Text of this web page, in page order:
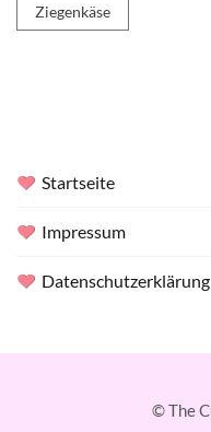
Ziegenkäse
Startseite
Impressum
Datenschutzerklärung
© The